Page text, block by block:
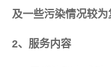
及一些污染情况较
2、服务内容